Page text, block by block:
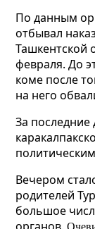
По данным
отбывал
Ташкентской
февраля. До
коме после
на него
За последние
Вечером
родителей
большое